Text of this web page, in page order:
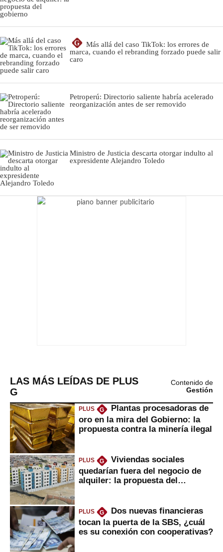
G
Más allá del caso TikTok: los errores de
marca, cuando el rebranding forzado puede salir
caro
Petroperú: Directorio saliente habría acelerado
reorganización antes de ser removido
Ministro de Justicia descarta otorgar indulto al
expresidente Alejandro Toledo
LAS MÁS LEÍDAS DE PLUS
G
Contenido de
Gestión
PLUS G
Plantas procesadoras de
oro en la mira del Gobierno: la
propuesta contra la minería ilegal
PLUS G
Viviendas sociales
quedarían fuera del negocio de
alquiler: la propuesta del
PLUS G
Dos nuevas financieras
tocan la puerta de la SBS, ¿cuál
es su conexión con cooperativas?